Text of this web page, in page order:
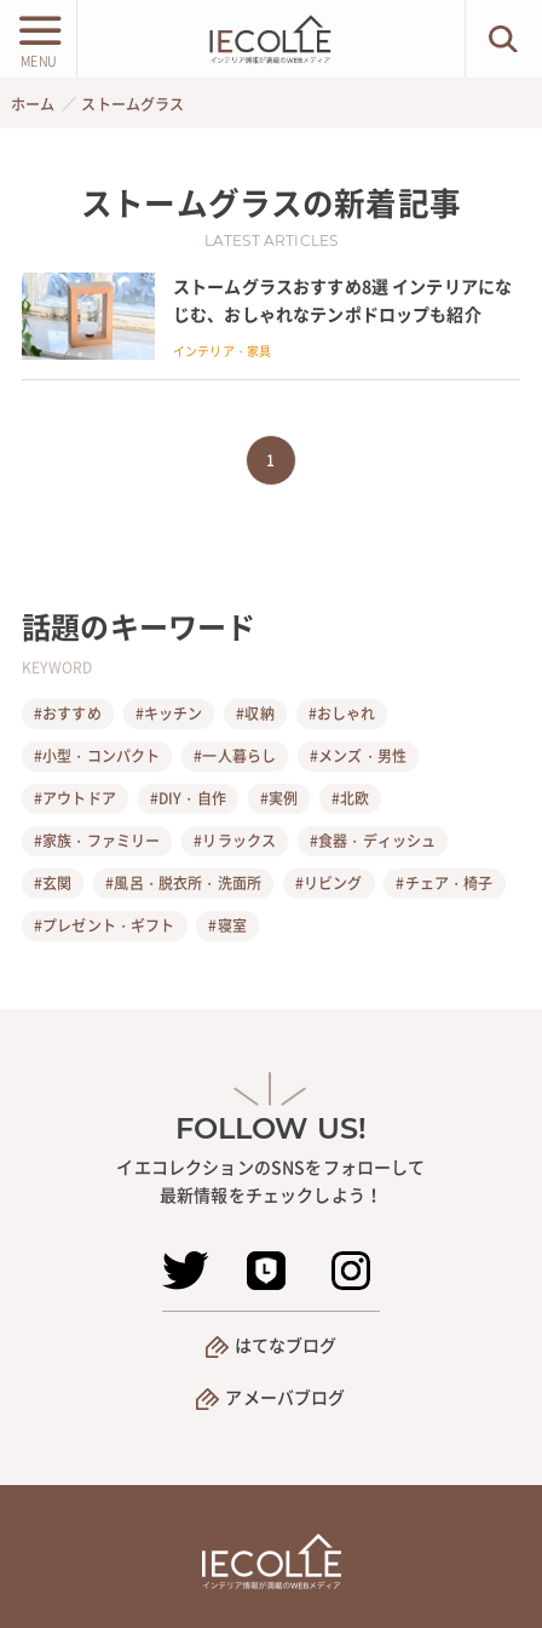
MENU
ホーム ストームグラス
ストームグラスの新着記事
LATEST ARTICLES
ストームグラスおすすめ8選 インテリアにな
じむ、おしゃれなテンポドロップも紹介
インテリア・家具
1
話題のキーワード
KEYWORD
#おすすめ #キッチン #収納
#おしゃれ
#小型・コンパクト
#一人暮らし
#メンズ・男性
#アウトドア
#DIY・自作 #実例
#北欧
#家族・ファミリー
#リラックス
#食器・ディッシュ
#玄関
#風呂・脱衣所・洗面所 #リビング
#チェア・椅子
#プレゼント・ギフト
#寝室
FOLLOW US!
イエコレクションのSNSをフォローして
最新情報をチェックしよう！
はてなブログ
アメーバブログ